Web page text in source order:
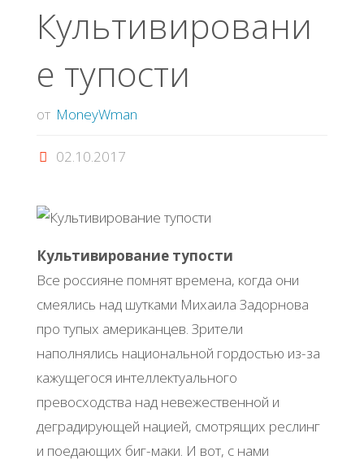
Культивировани
е тупости
от MoneyWman
02.10.2017
Культивирование тупости
Все россияне помнят времена, когда они
смеялись над шутками Михаила Задорнова
про тупых американцев. Зрители
наполнялись национальной гордостью из-за
кажущегося интеллектуального
превосходства над невежественной и
деградирующей нацией, смотрящих реслинг
и поедающих биг-маки. И вот, с нами